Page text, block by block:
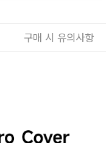
구매 시 유의사항